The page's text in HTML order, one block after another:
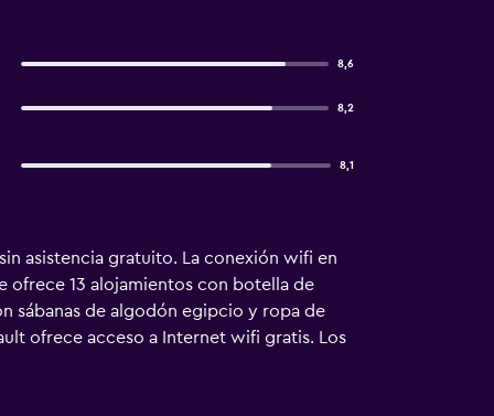
8,6
8,2
8,1
asistencia gratuito. La conexión wifi en
ofrece 13 alojamientos con botella de
sábanas de algodón egipcio y ropa de
ofrece acceso a Internet wifi gratis. Los